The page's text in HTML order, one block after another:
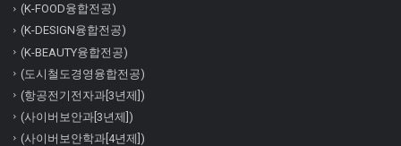
(K-FOOD융합전공)
(K-DESIGN융합전공)
(K-BEAUTY융합전공)
(도시철도경영융합전공)
(항공전기전자과[3년제])
(사이버보안과[3년제])
(사이버보안학과[4년제])